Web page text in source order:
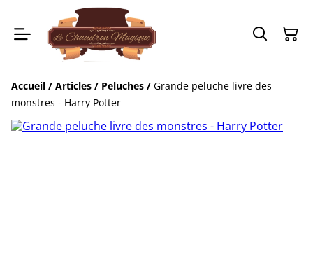
Accueil / Articles / Peluches / Grande peluche livre des
monstres - Harry Potter